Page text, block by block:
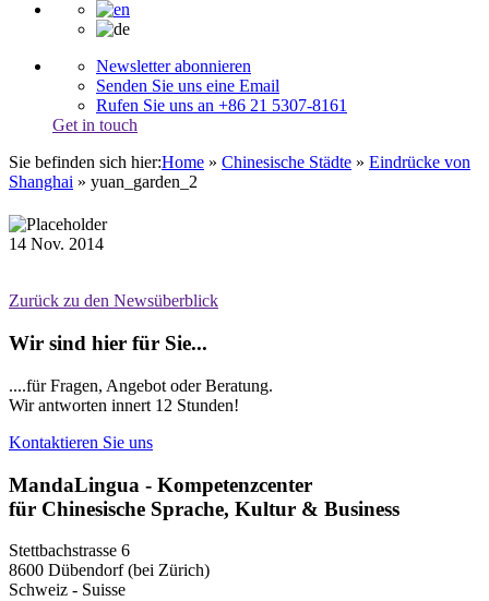
Newsletter abonnieren
Senden Sie uns eine Email
Rufen Sie uns an +86 21 5307-8161
Get in touch
Sie befinden sich hier:Home » Chinesische Städte » Eindrücke von
Shanghai » yuan_garden_2
14 Nov. 2014
Zurück zu den Newsüberblick
Wir sind hier für Sie...
....für Fragen, Angebot oder Beratung.
Wir antworten innert 12 Stunden!
Kontaktieren Sie uns
MandaLingua - Kompetenzcenter
für Chinesische Sprache, Kultur & Business
Stettbachstrasse 6
8600 Dübendorf (bei Zürich)
Schweiz - Suisse